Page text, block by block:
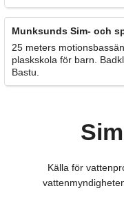
Munksunds Sim- och
25 meters
plaskskola för barn.
Bastu.
Källa för